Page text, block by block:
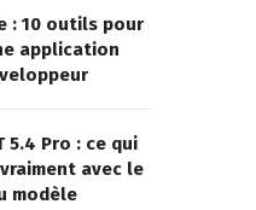
: 10 outils pour
application
5.4 Pro : ce qui
avec le
modèle